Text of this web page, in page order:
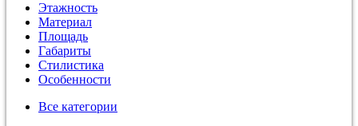
Этажность
Материал
Площадь
Габариты
Стилистика
Особенности
Все категории